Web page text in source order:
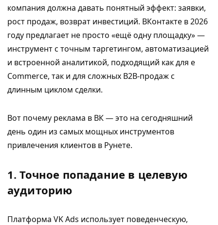
компания должна давать понятный эффект: заявки,
рост продаж, возврат инвестиций. ВКонтакте в 2026
году предлагает не просто «ещё одну площадку» —
инструмент с точным таргетингом, автоматизацией
и встроенной аналитикой, подходящий как для e
Commerce, так и для сложных B2B-продаж с
длинным циклом сделки.
Вот почему реклама в ВК — это на сегодняшний
день один из самых мощных инструментов
привлечения клиентов в Рунете.
1. Точное попадание в целевую
аудиторию
Платформа VK Ads использует поведенческую,